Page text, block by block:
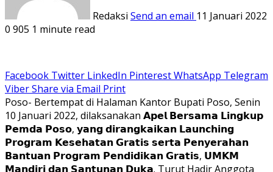
Redaksi Send an email 11 Januari 2022
0 905 1 minute read
Facebook Twitter LinkedIn PinterestWhatsApp Telegram
ViberShare via Email Print
Poso- Bertempat di Halaman Kantor Bupati Poso, Senin
10 Januari 2022, dilaksanakan 𝗔𝗽𝗲𝗹 𝗕𝗲𝗿𝘀𝗮𝗺𝗮 𝗟𝗶𝗻𝗴𝗸𝘂𝗽
𝗣𝗲𝗺𝗱𝗮 𝗣𝗼𝘀𝗼, 𝘆𝗮𝗻𝗴 𝗱𝗶𝗿𝗮𝗻𝗴𝗸𝗮𝗶𝗸𝗮𝗻 𝗟𝗮𝘂𝗻𝗰𝗵𝗶𝗻𝗴
𝗣𝗿𝗼𝗴𝗿𝗮𝗺 𝗞𝗲𝘀𝗲𝗵𝗮𝘁𝗮𝗻 𝗚𝗿𝗮𝘁𝗶𝘀 𝘀𝗲𝗿𝘁𝗮 𝗣𝗲𝗻𝘆𝗲𝗿𝗮𝗵𝗮𝗻
𝗕𝗮𝗻𝘁𝘂𝗮𝗻 𝗣𝗿𝗼𝗴𝗿𝗮𝗺 𝗣𝗲𝗻𝗱𝗶𝗱𝗶𝗸𝗮𝗻 𝗚𝗿𝗮𝘁𝗶𝘀, 𝗨𝗠𝗞𝗠
𝗠𝗮𝗻𝗱𝗶𝗿𝗶 𝗱𝗮𝗻 𝗦𝗮𝗻𝘁𝘂𝗻𝗮𝗻 𝗗𝘂𝗸𝗮. Turut Hadir Anggota